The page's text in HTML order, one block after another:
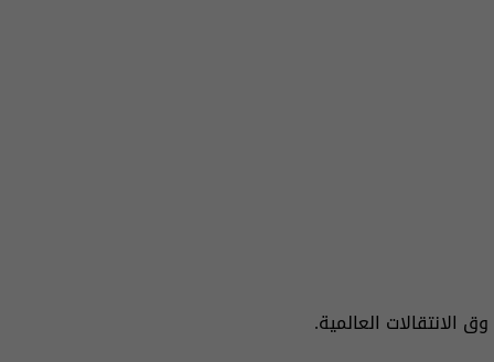
وق الانتقالات العالمية.